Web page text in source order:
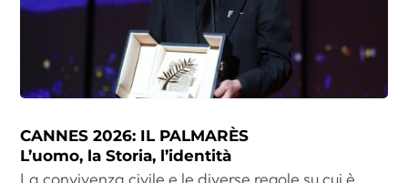
CANNES 2026: IL PALMARÈS
L’uomo, la Storia, l’identità
La convivenza civile e le diverse regole su cui è